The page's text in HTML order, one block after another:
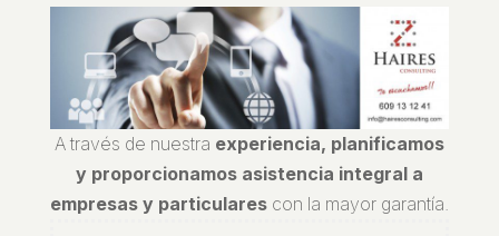
A través de nuestra experiencia, planificamos
y proporcionamos asistencia integral a
empresas y particularescon la mayor garantía.